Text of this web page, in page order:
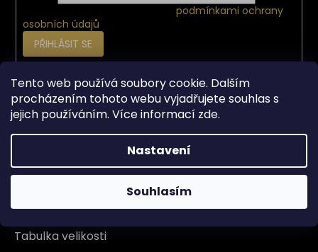
Tento web používá soubory cookie. Dalším
procházením tohoto webu vyjadřujete souhlas s
jejich používáním. Více informací zde.
Nastavení
Souhlasím
podmínkami ochrany
osobních údajů
PŘIHLÁSIT SE
Vše o nákupu
Doprava
Reklamace
Tabulka velikosti